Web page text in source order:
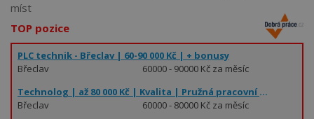
míst
TOP pozice
PLC technik - Břeclav | 60-90 000 Kč | + bonusy
Břeclav
60000 - 90000 Kč za měsíc
Technolog | až 80 000 Kč | Kvalita | Pružná pracovní doba
Břeclav
60000 - 80000 Kč za měsíc